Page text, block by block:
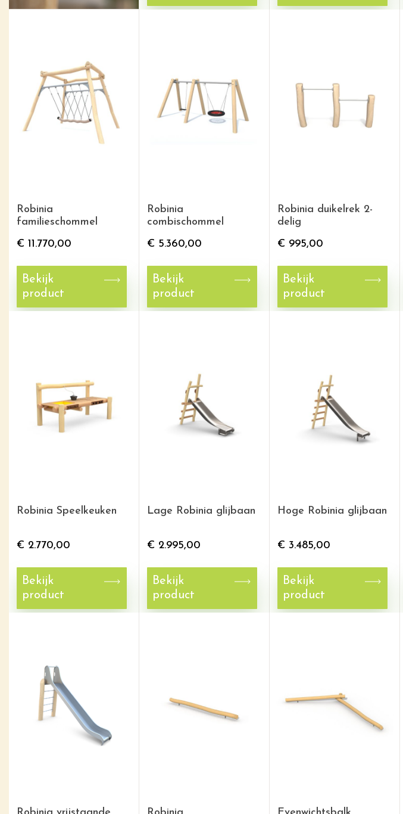
Robinia
familieschommel
€ 11.770,00
Bekijk
product
Robinia
combischommel
€ 5.360,00
Bekijk
product
Robinia duikelrek 2-
delig
€ 995,00
Bekijk
product
Robinia Speelkeuken
€ 2.770,00
Bekijk
product
Lage Robinia glijbaan
€ 2.995,00
Bekijk
product
Hoge Robinia glijbaan
€ 3.485,00
Bekijk
product